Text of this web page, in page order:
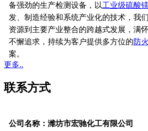
备强劲的生产检测设备，以工业级硫酸镁
发、制造经验和系统产业化的技术，我
资源到主要产业整合的跨越式发展，满
不懈追求，持续为客户提供多方位的防
案。
更多..
联系方式
公司名称：潍坊市宏驰化工有限公司